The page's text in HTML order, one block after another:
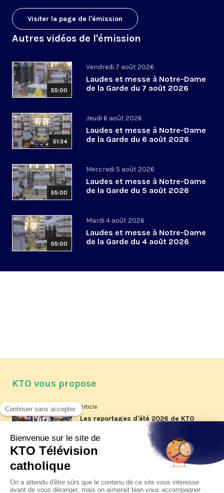
Visiter la page de l'émission
Autres vidéos de l'émission
55:00
Vendredi 7 août 2026
Laudes et messe à Notre-Dame
de la Garde du 7 août 2026
51:34
Jeudi 6 août 2026
Laudes et messe à Notre-Dame
de la Garde du 6 août 2026
55:00
Mercredi 5 août 2026
Laudes et messe à Notre-Dame
de la Garde du 5 août 2026
55:00
Mardi 4 août 2026
Laudes et messe à Notre-Dame
de la Garde du 4 août 2026
KTO vous propose
Article
Les reportages d'été 2026 de KTO
Article
La visite pastorale du pape Léon
jeudi 6 août